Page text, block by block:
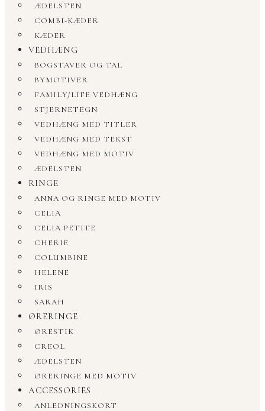
ÆDELSTEN
COMBI-KÆDER
KÆDER
VEDHÆNG
BOGSTAVER OG TAL
BYMOTIVER
FAMILY/LIFE VEDHÆNG
STJERNETEGN
VEDHÆNG MED TITLER
VEDHÆNG MED TEKST
VEDHÆNG MED MOTIV
ÆDELSTEN
RINGE
ANNA OG RINGE MED MOTIV
CELIA
CELIA PETITE
CHERIE
COLUMBINE
HELENE
IRIS
SARAH
ØRERINGE
ØRESTIK
CREOL
ÆDELSTEN
ØRERINGE MED MOTIV
ACCESSORIES
ANLEDNINGSKORT